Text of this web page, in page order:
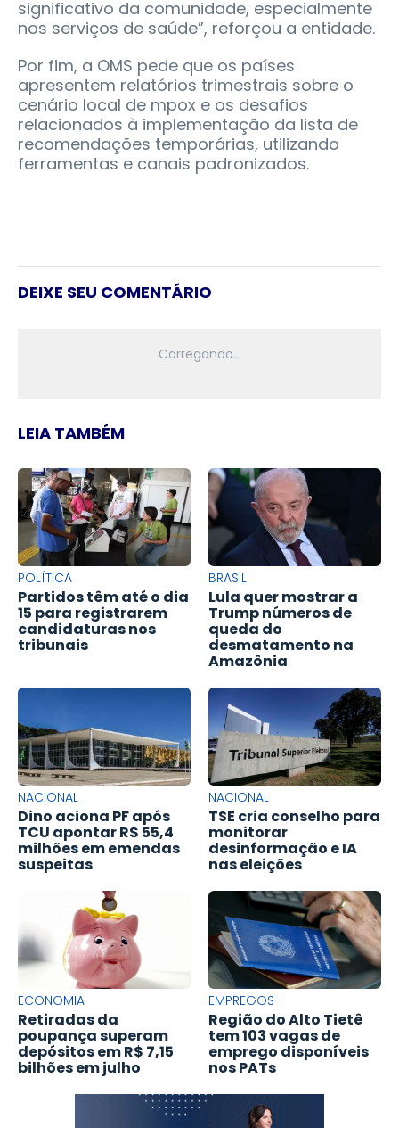
significativo da comunidade, especialmente
nos serviços de saúde”, reforçou a entidade.
Por fim, a OMS pede que os países
apresentem relatórios trimestrais sobre o
cenário local de mpox e os desafios
relacionados à implementação da lista de
recomendações temporárias, utilizando
ferramentas e canais padronizados.
DEIXE SEU COMENTÁRIO
LEIA TAMBÉM
POLÍTICA
Partidos têm até o dia
15 para registrarem
candidaturas nos
tribunais
BRASIL
Lula quer mostrar a
Trump números de
queda do
desmatamento na
Amazônia
NACIONAL
Dino aciona PF após
TCU apontar R$ 55,4
milhões em emendas
suspeitas
NACIONAL
TSE cria conselho para
monitorar
desinformação e IA
nas eleições
ECONOMIA
Retiradas da
poupança superam
depósitos em R$ 7,15
bilhões em julho
EMPREGOS
Região do Alto Tietê
tem 103 vagas de
emprego disponíveis
nos PATs